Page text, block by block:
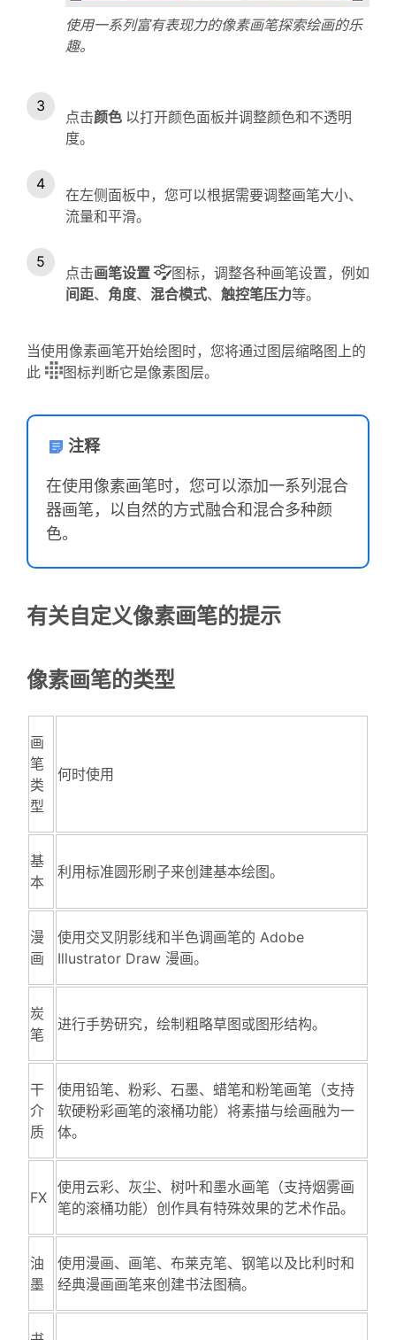
使用一系列富有表现力的像素画笔探索绘画的乐
趣。
点击颜色 以打开颜色面板并调整颜色和不透明
度。
在左侧面板中，您可以根据需要调整画笔大小、
流量和平滑。
点击画笔设置
图标，调整各种画笔设置，例如
间距、 角度、 混合模式、 触控笔压力等。
当使用像素画笔开始绘图时，您将通过图层缩略图上的
此
图标判断它是像素图层。
注释
在使用像素画笔时，您可以添加一系列混合
器画笔，以自然的方式融合和混合多种颜
色。
有关自定义像素画笔的提示
像素画笔的类型
画
笔
类
型
何时使用
基
本
利用标准圆形刷子来创建基本绘图。
漫
画
使用交叉阴影线和半色调画笔的 Adobe
Illustrator Draw 漫画。
炭
笔
进行手势研究，绘制粗略草图或图形结构。
干
介
质
使用铅笔、粉彩、石墨、蜡笔和粉笔画笔（支持
软硬粉彩画笔的滚桶功能）将素描与绘画融为一
体。
FX
使用云彩、灰尘、树叶和墨水画笔（支持烟雾画
笔的滚桶功能）创作具有特殊效果的艺术作品。
油
墨
使用漫画、画笔、布莱克笔、钢笔以及比利时和
经典漫画画笔来创建书法图稿。